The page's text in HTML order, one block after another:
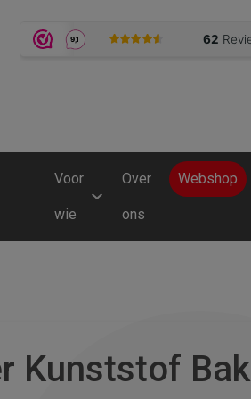
Voor
wie
Over
ons
Webshop
Kunststof Bak